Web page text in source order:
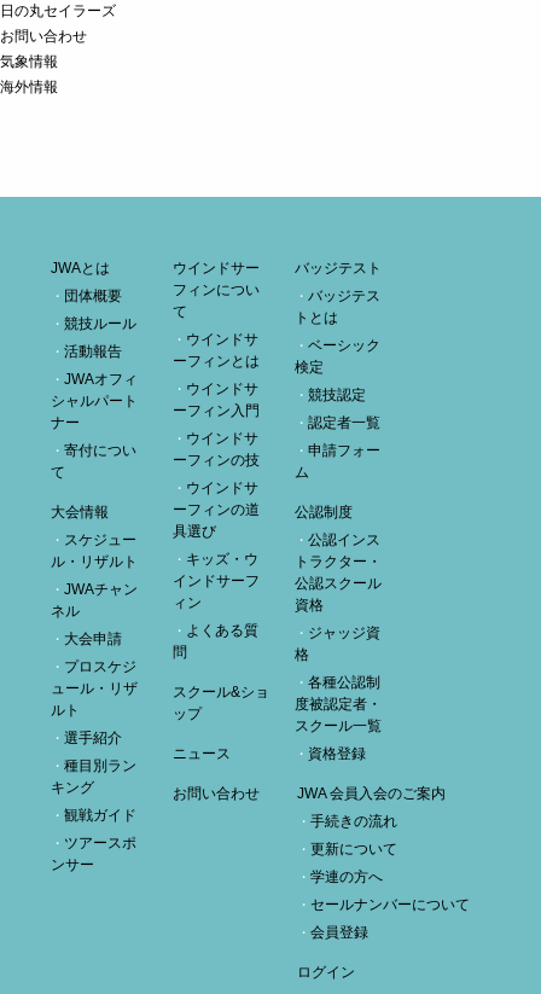
日の丸セイラーズ
お問い合わせ
気象情報
海外情報
JWAとは
団体概要
競技ルール
活動報告
JWAオフィ
シャルパート
ナー
寄付につい
て
大会情報
スケジュー
ル・リザルト
JWAチャン
ネル
大会申請
プロスケジ
ュール・リザ
ルト
選手紹介
種目別ラン
キング
観戦ガイド
ツアースポ
ンサー
ウインドサー
フィンについ
て
ウインドサ
ーフィンとは
ウインドサ
ーフィン入門
ウインドサ
ーフィンの技
ウインドサ
ーフィンの道
具選び
キッズ・ウ
インドサーフ
ィン
よくある質
問
スクール&ショ
ップ
ニュース
お問い合わせ
バッジテスト
バッジテス
トとは
ベーシック
検定
競技認定
認定者一覧
申請フォー
ム
公認制度
公認インス
トラクター・
公認スクール
資格
ジャッジ資
格
各種公認制
度被認定者・
スクール一覧
資格登録
JWA 会員入会のご案内
手続きの流れ
更新について
学連の方へ
セールナンバーについて
会員登録
ログイン